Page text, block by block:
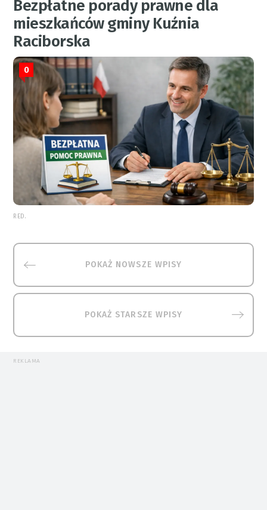
Bezpłatne porady prawne dla
mieszkańców gminy Kuźnia
Raciborska
0
RED.
POKAŻ NOWSZE WPISY
POKAŻ STARSZE WPISY
REKLAMA